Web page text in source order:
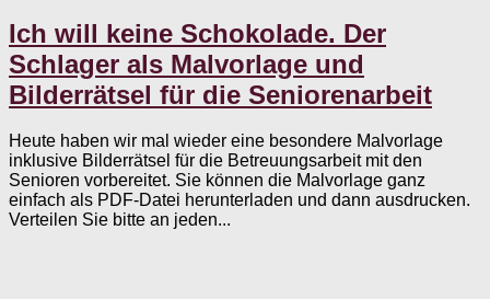
Ich will keine Schokolade. Der
Schlager als Malvorlage und
Bilderrätsel für die Seniorenarbeit
Heute haben wir mal wieder eine besondere Malvorlage
inklusive Bilderrätsel für die Betreuungsarbeit mit den
Senioren vorbereitet. Sie können die Malvorlage ganz
einfach als PDF-Datei herunterladen und dann ausdrucken.
Verteilen Sie bitte an jeden...